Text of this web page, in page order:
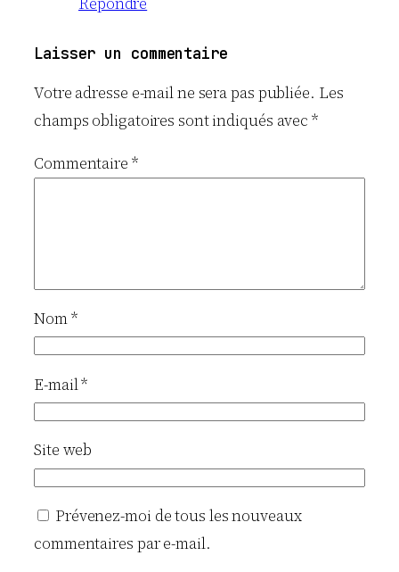
Laisser un commentaire
Votre adresse e-mail ne sera pas publiée. Les
champs obligatoires sont indiqués avec*
Commentaire *
Nom*
E-mail*
Site web
Prévenez-moi de tous les nouveaux
commentaires par e-mail.